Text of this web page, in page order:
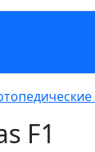
F1